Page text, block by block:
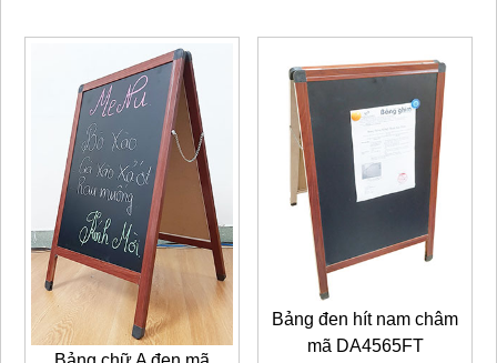
Bảng đen hít nam châm
mã DA4565FT